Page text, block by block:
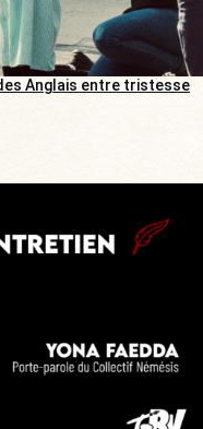
des Anglais entre tristesse